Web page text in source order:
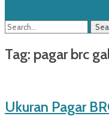
Search
for:
Tag: pagar brc
Ukuran Pagar